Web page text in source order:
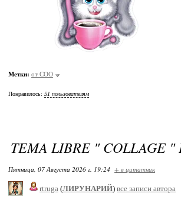
Метки: от СОО
Понравилось: 51 пользователям
TEMA LIBRE " COLLAGE "
Пятница, 07 Августа 2026 г. 19:24 + в цитатник
rtruga (ЛИРУНАРИЙ) все записи автора